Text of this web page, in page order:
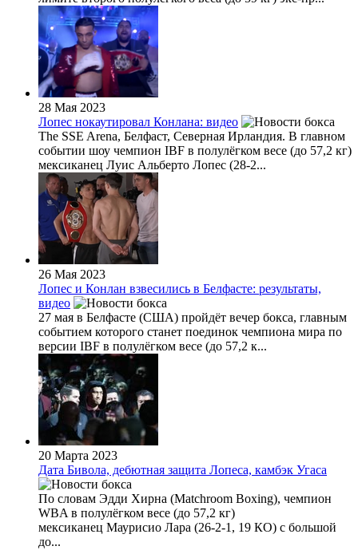
28 Мая 2023
Лопес нокаутировал Конлана: видео
The SSE Arena, Белфаст, Северная Ирландия. В главном
событии шоу чемпион IBF в полулёгком весе (до 57,2 кг)
мексиканец Луис Альберто Лопес (28-2...
26 Мая 2023
Лопес и Конлан взвесились в Белфасте: результаты,
видео
27 мая в Белфасте (США) пройдёт вечер бокса, главным
событием которого станет поединок чемпиона мира по
версии IBF в полулёгком весе (до 57,2 к...
20 Марта 2023
Дата Бивола, дебютная защита Лопеса, камбэк Угаса
По словам Эдди Хирна (Matchroom Boxing), чемпион
WBA в полулёгком весе (до 57,2 кг)
мексиканец Маурисио Лара (26-2-1, 19 КО) с большой
до...